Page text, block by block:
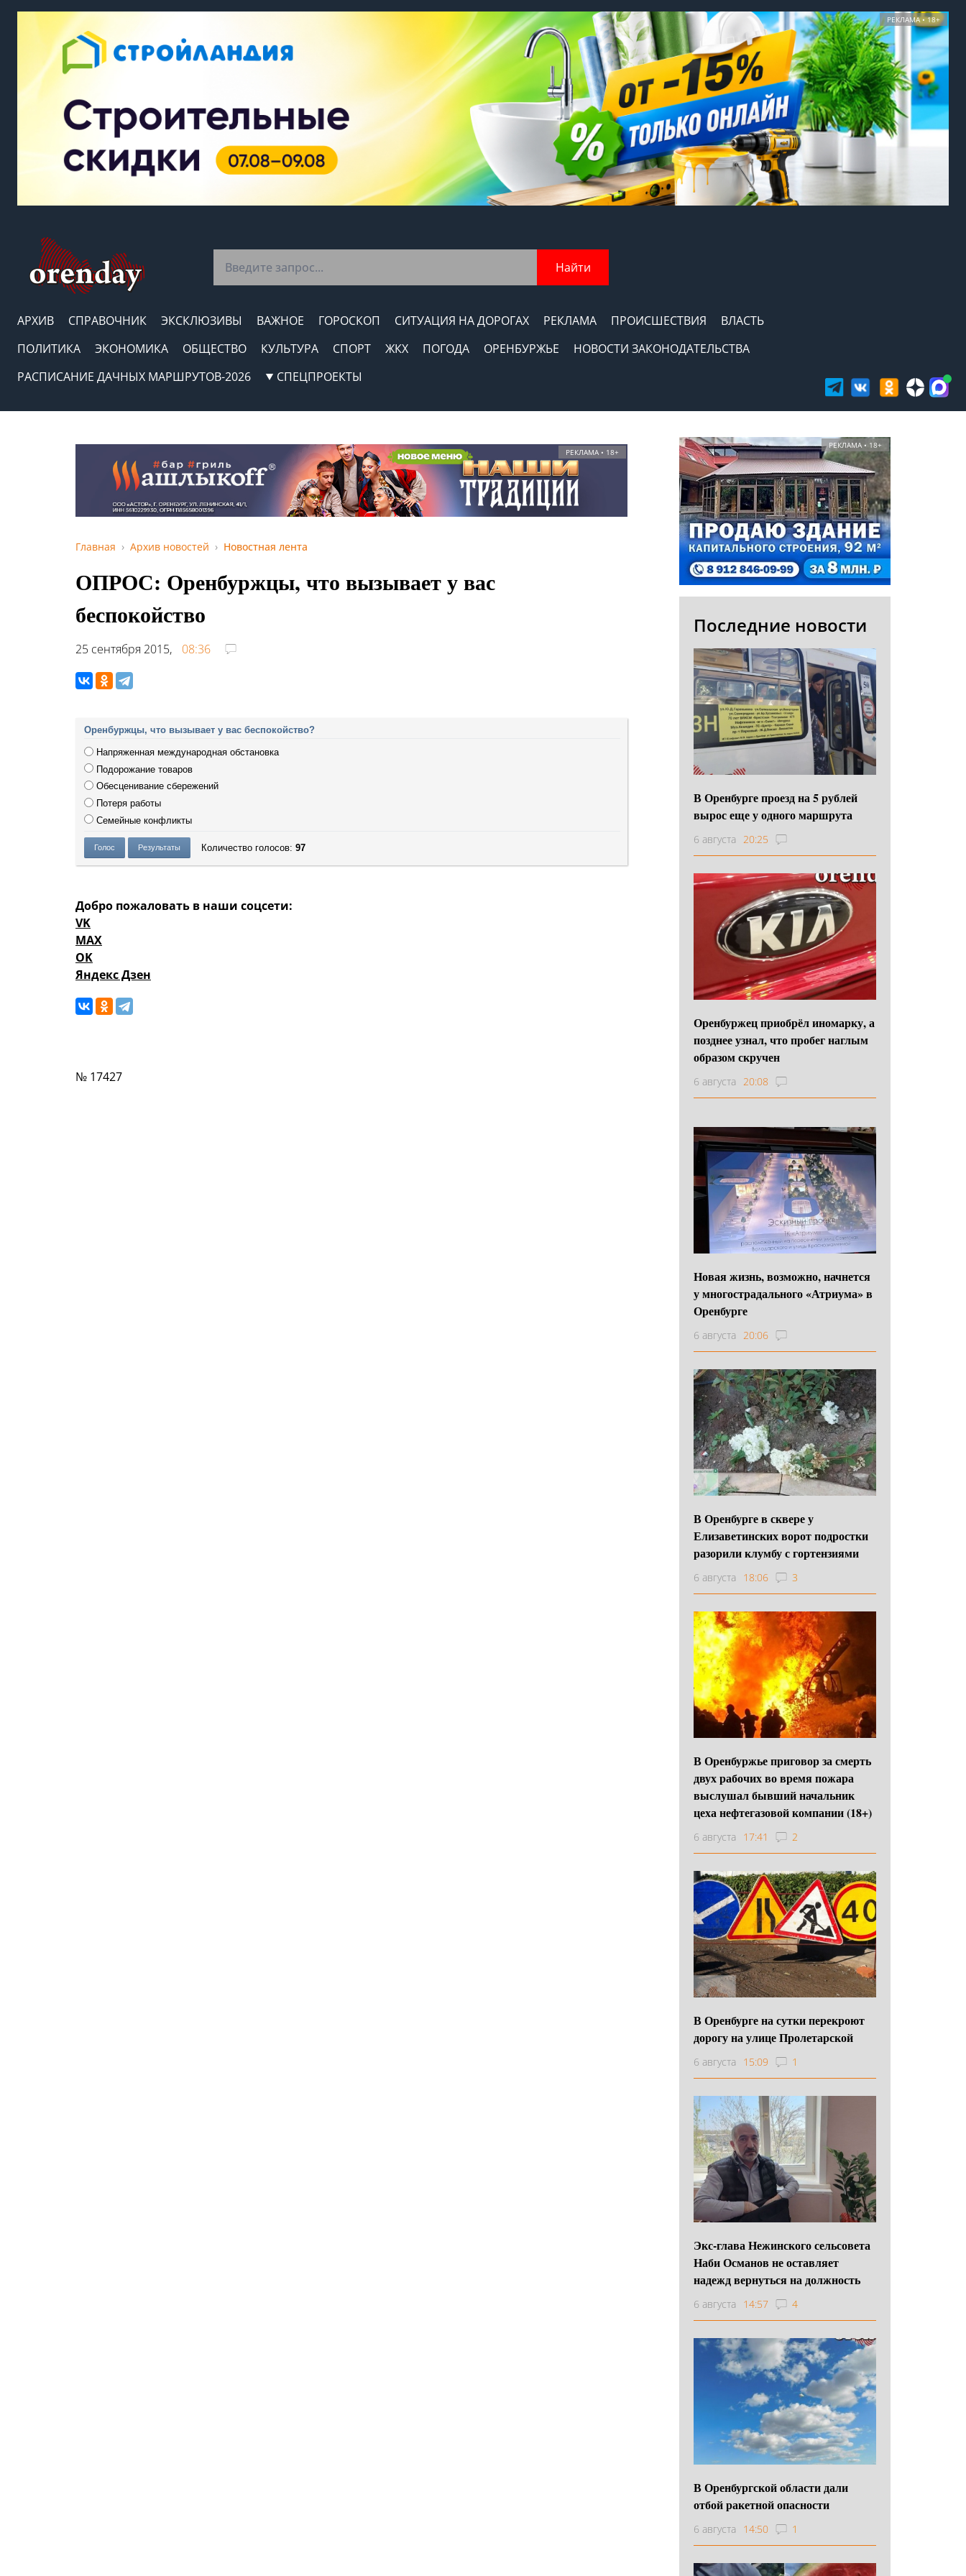
РЕКЛАМА • 18+
Найти
АРХИВ СПРАВОЧНИК ЭКСКЛЮЗИВЫ ВАЖНОЕ ГОРОСКОП СИТУАЦИЯ НА ДОРОГАХ РЕКЛАМА ПРОИСШЕСТВИЯ
ВЛАСТЬ
ПОЛИТИКА
ЭКОНОМИКА ОБЩЕСТВО КУЛЬТУРА СПОРТ ЖКХ ПОГОДА ОРЕНБУРЖЬЕ
НОВОСТИ ЗАКОНОДАТЕЛЬСТВА
РАСПИСАНИЕ ДАЧНЫХ МАРШРУТОВ-2026
СПЕЦПРОЕКТЫ
РЕКЛАМА • 18+
Главная Архив новостей Новостная лента
ОПРОС: Оренбуржцы, что вызывает у вас
беспокойство
25 сентября 2015, 08:36
Оренбуржцы, что вызывает у вас беспокойство?
Напряженная международная обстановка
Подорожание товаров
Обесценивание сбережений
Потеря работы
Семейные конфликты
Количество голосов: 97
Добро пожаловать в наши соцсети:
VK
MAX
OK
Яндекс Дзен
№ 17427
РЕКЛАМА • 18+
Последние новости
В Оренбурге проезд на 5 рублей
вырос еще у одного маршрута
6 августа 20:25
Оренбуржец приобрёл иномарку, а
позднее узнал, что пробег наглым
образом скручен
6 августа 20:08
Новая жизнь, возможно, начнется
у многострадального «Атриума» в
Оренбурге
6 августа 20:06
В Оренбурге в сквере у
Елизаветинских ворот подростки
разорили клумбу с гортензиями
6 августа 18:06 3
В Оренбуржье приговор за смерть
двух рабочих во время пожара
выслушал бывший начальник
цеха нефтегазовой компании (18+)
6 августа 17:41 2
В Оренбурге на сутки перекроют
дорогу на улице Пролетарской
6 августа 15:09 1
Экс-глава Нежинского сельсовета
Наби Османов не оставляет
надежд вернуться на должность
6 августа 14:57 4
В Оренбургской области дали
отбой ракетной опасности
6 августа 14:50 1